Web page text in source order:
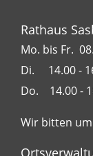
Rathaus
Mo. bis Fr.
Di. 14.00 -
Do. 14.00 -
Wir bitten